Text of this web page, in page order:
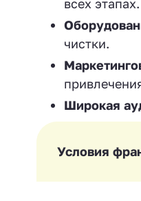
всех этапах.
чистки.
Широкая
Условия